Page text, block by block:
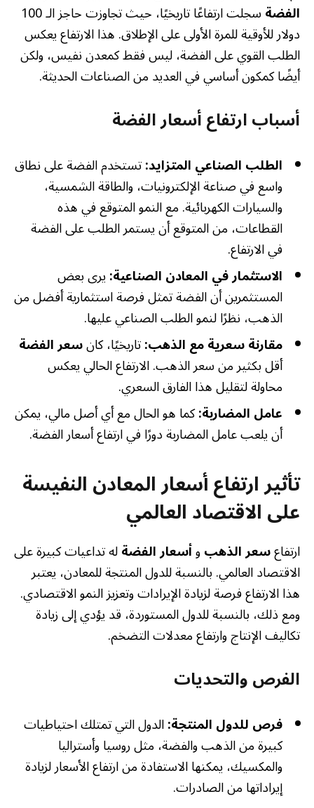
الفضة سجلت ارتفاعًا تاريخيًا، حيث تجاوزت حاجز الـ 100
دولار للأوقية للمرة الأولى على الإطلاق. هذا الارتفاع يعكس
الطلب القوي على الفضة، ليس فقط كمعدن نفيس، ولكن
أيضًا كمكون أساسي في العديد من الصناعات الحديثة.
أسباب ارتفاع أسعار الفضة
الطلب الصناعي المتزايد:تستخدم الفضة على نطاق
واسع في صناعة الإلكترونيات، والطاقة الشمسية،
والسيارات الكهربائية. مع النمو المتوقع في هذه
القطاعات، من المتوقع أن يستمر الطلب على الفضة
في الارتفاع.
الاستثمار في المعادن الصناعية:يرى بعض
المستثمرين أن الفضة تمثل فرصة استثمارية أفضل من
الذهب، نظرًا لنمو الطلب الصناعي عليها.
مقارنة سعرية مع الذهب:تاريخيًا، كانسعر الفضة
أقل بكثير من سعر الذهب. الارتفاع الحالي يعكس
محاولة لتقليل هذا الفارق السعري.
عامل المضاربة:كما هو الحال مع أي أصل مالي، يمكن
أن يلعب عامل المضاربة دورًا في ارتفاع أسعار الفضة.
تأثير ارتفاع أسعار المعادن النفيسة
على الاقتصاد العالمي
ارتفاعسعر الذهبوأسعار الفضةله تداعيات كبيرة على
الاقتصاد العالمي. بالنسبة للدول المنتجة للمعادن، يعتبر
هذا الارتفاع فرصة لزيادة الإيرادات وتعزيز النمو الاقتصادي.
ومع ذلك، بالنسبة للدول المستوردة، قد يؤدي إلى زيادة
تكاليف الإنتاج وارتفاع معدلات التضخم.
الفرص والتحديات
فرص للدول المنتجة:الدول التي تمتلك احتياطيات
كبيرة من الذهب والفضة، مثل روسيا وأستراليا
والمكسيك، يمكنها الاستفادة من ارتفاع الأسعار لزيادة
إيراداتها من الصادرات.